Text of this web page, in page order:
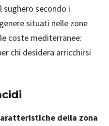
secondo i
situati nelle zone
coste mediterranee:
chi desidera arricchirsi
della zona